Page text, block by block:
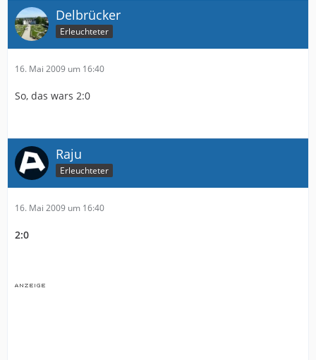
Delbrücker
Erleuchteter
16. Mai 2009 um 16:40
So, das wars 2:0
Raju
Erleuchteter
16. Mai 2009 um 16:40
2:0